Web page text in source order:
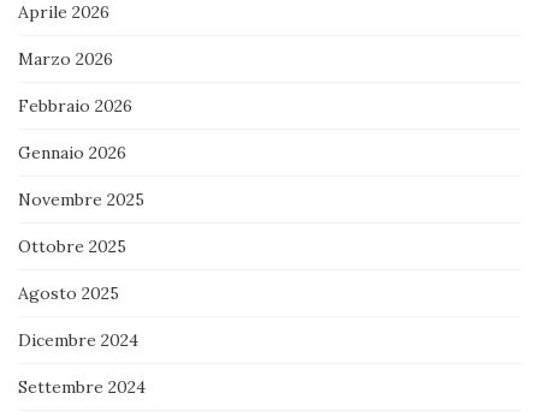
Aprile 2026
Marzo 2026
Febbraio 2026
Gennaio 2026
Novembre 2025
Ottobre 2025
Agosto 2025
Dicembre 2024
Settembre 2024